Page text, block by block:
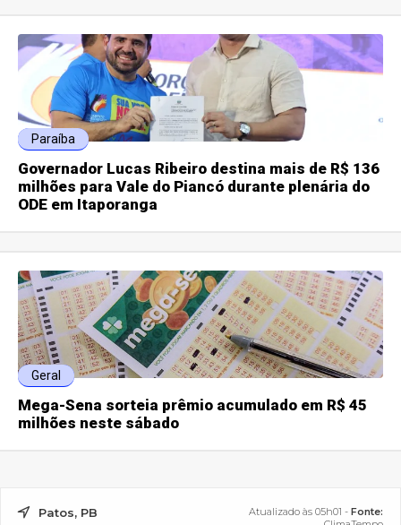
Paraíba
Governador Lucas Ribeiro destina mais de R$ 136
milhões para Vale do Piancó durante plenária do
ODE em Itaporanga
Geral
Mega-Sena sorteia prêmio acumulado em R$ 45
milhões neste sábado
Patos, PB Atualizado às 05h01 - Fonte: